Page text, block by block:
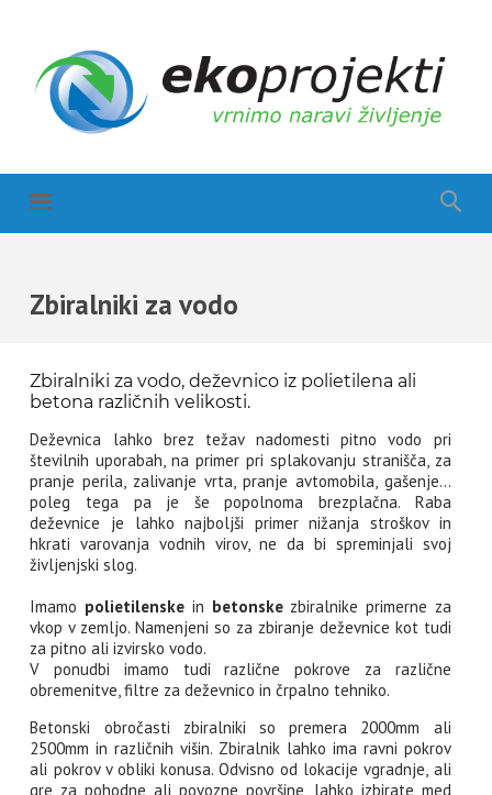
Zbiralniki za vodo
Zbiralniki za vodo, deževnico iz polietilena ali
betona različnih velikosti.
Deževnica lahko brez težav nadomesti pitno vodo pri
številnih uporabah, na primer pri splakovanju stranišča, za
pranje perila, zalivanje vrta, pranje avtomobila, gašenje…
poleg tega pa je še popolnoma brezplačna. Raba
deževnice je lahko najboljši primer nižanja stroškov in
hkrati varovanja vodnih virov, ne da bi spreminjali svoj
življenjski slog.
Imamo polietilenske in betonskezbiralnike primerne za
vkop v zemljo. Namenjeni so za zbiranje deževnice kot tudi
za pitno ali izvirsko vodo.
V ponudbi imamo tudi različne pokrove za različne
obremenitve, filtre za deževnico in črpalno tehniko.
Betonski obročasti zbiralniki so premera 2000mm ali
2500mm in različnih višin. Zbiralnik lahko ima ravni pokrov
ali pokrov v obliki konusa. Odvisno od lokacije vgradnje, ali
gre za pohodne ali povozne površine, lahko izbirate med